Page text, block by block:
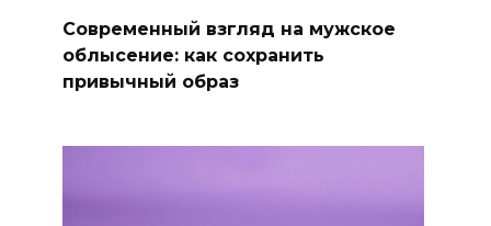
Современный взгляд на мужское
облысение: как сохранить
привычный образ